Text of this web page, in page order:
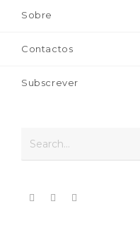
Sobre
Contactos
Subscrever
Search...